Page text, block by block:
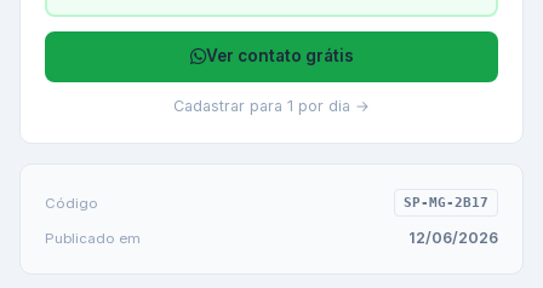
Ver contato grátis
Cadastrar para 1 por dia →
Código SP-MG-2B17
Publicado em 12/06/2026